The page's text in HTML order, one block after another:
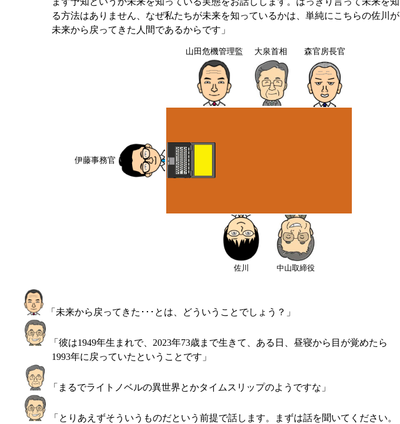
る方法はありません、なぜ私たちが未来を知っているかは、単純にこちらの佐川が
未来から戻ってきた人間であるからです」
山田危機管理監 大泉首相 森官房長官
伊藤事務官
佐川 中山取締役
「未来から戻ってきた･･･とは、どういうことでしょう？」
「彼は1949年生まれで、2023年73歳まで生きて、ある日、昼寝から目が覚めたら
1993年に戻っていたということです」
「まるでライトノベルの異世界とかタイムスリップのようですな」
「とりあえずそういうものだという前提で話します。まずは話を聞いてください。